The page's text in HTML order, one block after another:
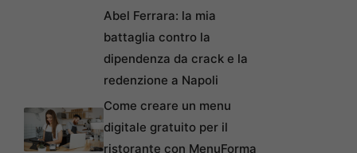
Abel Ferrara: la mia
battaglia contro la
dipendenza da crack e la
redenzione a Napoli
Come creare un menu
digitale gratuito per il
ristorante con MenuForma